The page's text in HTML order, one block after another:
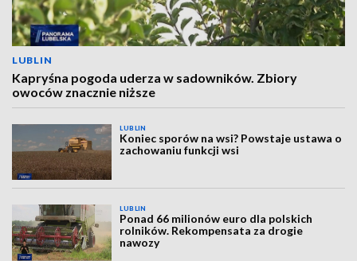
LUBLIN
Kapryśna pogoda uderza w sadowników. Zbiory
owoców znacznie niższe
LUBLIN
Koniec sporów na wsi? Powstaje ustawa o
zachowaniu funkcji wsi
LUBLIN
Ponad 66 milionów euro dla polskich
rolników. Rekompensata za drogie
nawozy